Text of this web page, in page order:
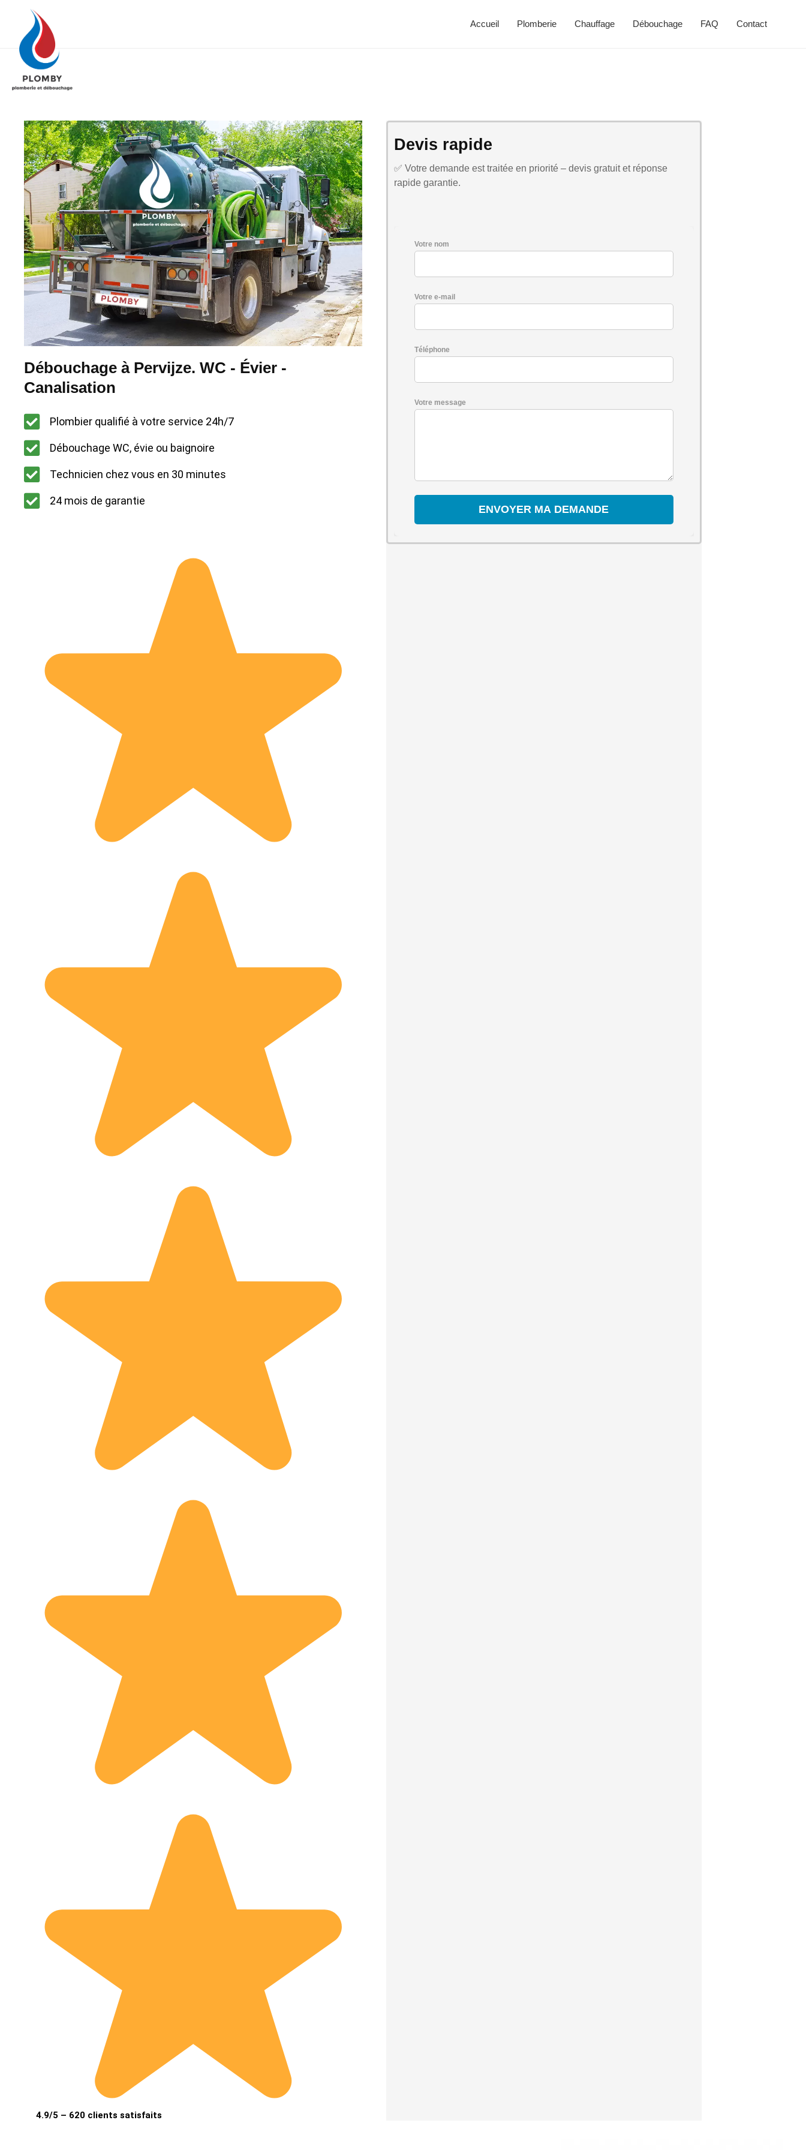
Accueil Plomberie Chauffage Débouchage FAQ Contact
Débouchage à Pervijze. WC - Évier -
Canalisation
Plombier qualifié à votre service 24h/7
Débouchage WC, évie ou baignoire
Technicien chez vous en 30 minutes
24 mois de garantie
4.9/5 – 620 clients satisfaits
Devis rapide
✅ Votre demande est traitée en priorité – devis gratuit et réponse
rapide garantie.
Votre nom
Votre e-mail
Téléphone
Votre message